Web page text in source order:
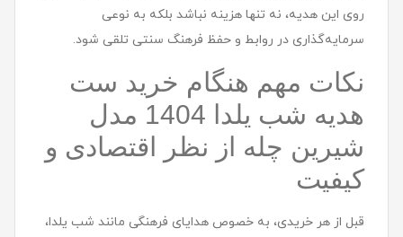
روی این هدیه، نه تنها هزینه نباشد بلکه به نوعی
سرمایه‌گذاری در روابط و حفظ فرهنگ سنتی تلقی شود.
نکات مهم هنگام خرید ست
هديه شب یلدا 1404 مدل
شيرين چله از نظر اقتصادی و
کیفیت
قبل از هر خریدی، به خصوص هدایای فرهنگی مانند شب یلدا،